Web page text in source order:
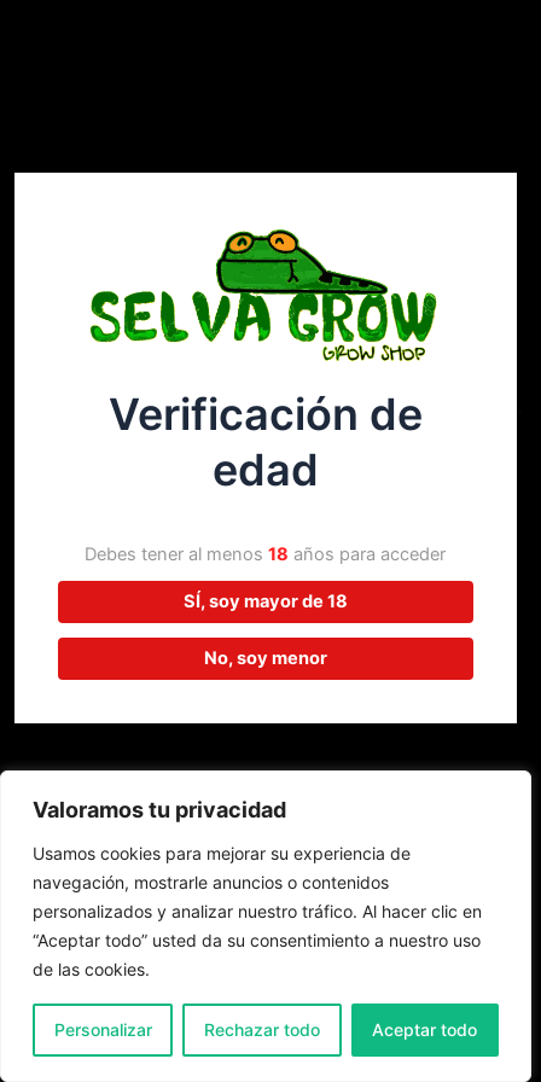
Valoramos tu privacidad
Usamos cookies para mejorar su experiencia de
navegación, mostrarle anuncios o contenidos
personalizados y analizar nuestro tráfico. Al hacer clic en
“Aceptar todo” usted da su consentimiento a nuestro uso
de las cookies.
Personalizar Rechazar todo Aceptar todo
¡Disculpa este desastre! Estamos
trabajando en algo increíble,
¡vuelve pronto!
Verificación de
edad
Debes tener al menos18 años para acceder
SÍ, soy mayor de 18
No, soy menor